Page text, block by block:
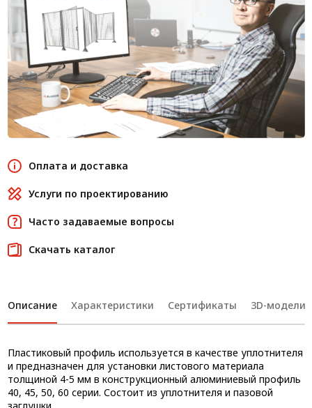
Оплата и доставка
Услуги по проектированию
Часто задаваемые вопросы
Скачать каталог
Описание Характеристики Сертификаты 3D-модели
Пластиковый профиль используется в качестве уплотнителя
и предназначен для установки листового материала
толщиной 4-5 мм в конструкционный алюминиевый профиль
40, 45, 50, 60 серии. Состоит из уплотнителя и пазовой